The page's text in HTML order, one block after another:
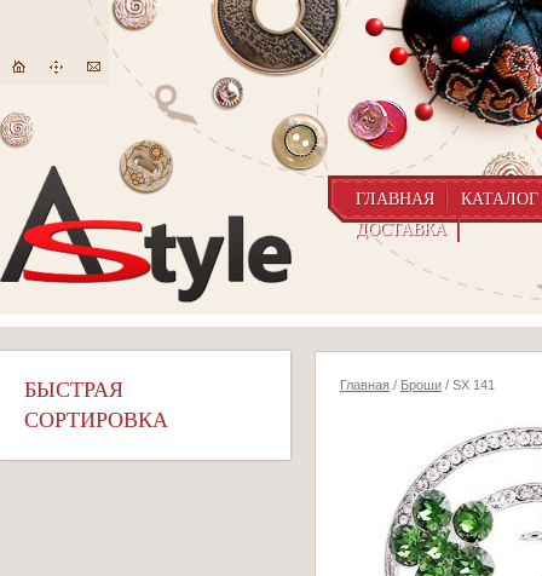
ГЛАВНАЯ
КАТАЛОГ
ДОСТАВКА
БЫСТРАЯ
СОРТИРОВКА
Главная / Броши / SX 141